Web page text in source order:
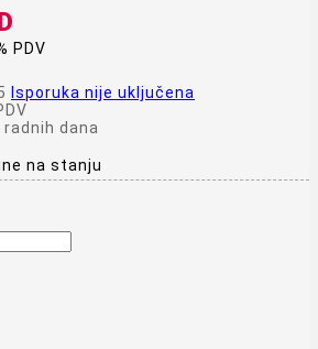
PDV
Isporuka nije uključena
dana
na stanju